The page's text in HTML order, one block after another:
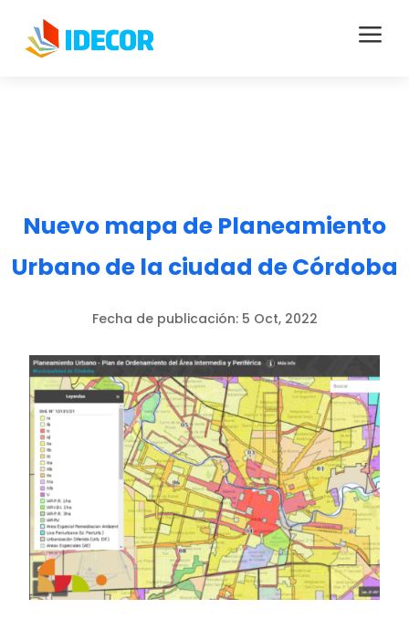
a
Nuevo mapa de Planeamiento
Urbano de la ciudad de Córdoba
Fecha de publicación: 5 Oct, 2022